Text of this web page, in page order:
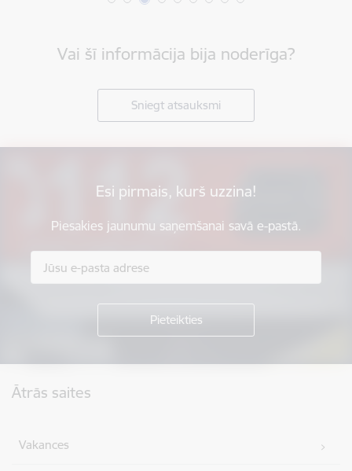
Vai šī informācija bija noderīga?
Sniegt atsauksmi
Esi pirmais, kurš uzzina!
Piesakies jaunumu saņemšanai savā e-pastā.
Ātrās saites
Vakances